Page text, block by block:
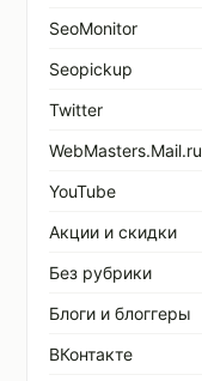
SeoMonitor
Seopickup
Twitter
WebMasters.Mail.ru
YouTube
Акции и скидки
Без рубрики
Блоги и блоггеры
ВКонтакте